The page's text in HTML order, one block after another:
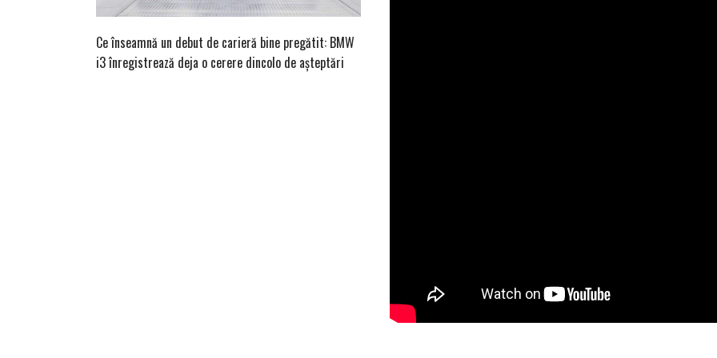
Ce înseamnă un debut de carieră bine pregătit: BMW
i3 înregistrează deja o cerere dincolo de așteptări